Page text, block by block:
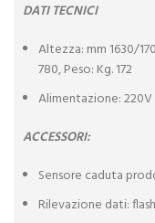
DATI TECNICI
Altezza: mm 1630/
780, Peso: Kg. 172
Alimentazione:
ACCESSORI:
Sensore caduta
Rilevazione dati: